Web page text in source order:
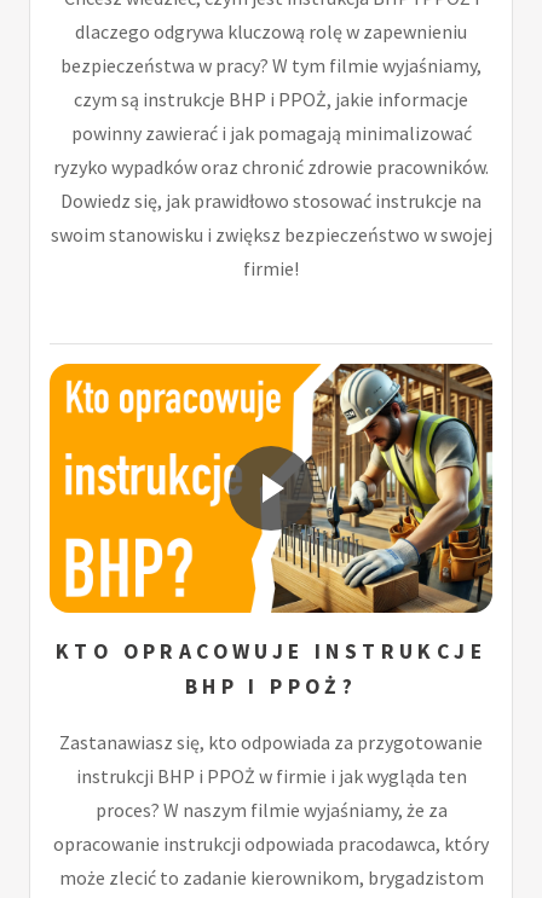
dlaczego odgrywa kluczową rolę w zapewnieniu
bezpieczeństwa w pracy? W tym filmie wyjaśniamy,
czym są instrukcje BHP i PPOŻ, jakie informacje
powinny zawierać i jak pomagają minimalizować
ryzyko wypadków oraz chronić zdrowie pracowników.
Dowiedz się, jak prawidłowo stosować instrukcje na
swoim stanowisku i zwiększ bezpieczeństwo w swojej
firmie!
KTO OPRACOWUJE INSTRUKCJE
BHP I PPOŻ?
Zastanawiasz się, kto odpowiada za przygotowanie
instrukcji BHP i PPOŻ w firmie i jak wygląda ten
proces? W naszym filmie wyjaśniamy, że za
opracowanie instrukcji odpowiada pracodawca, który
może zlecić to zadanie kierownikom, brygadzistom